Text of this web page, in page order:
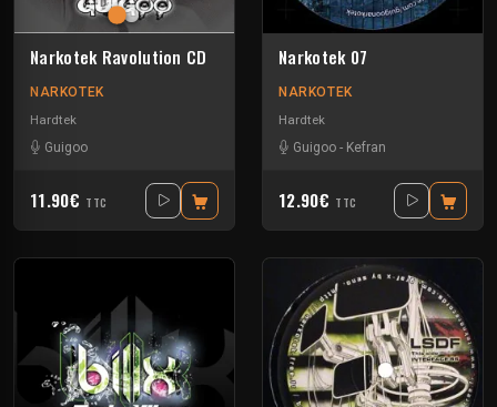
Narkotek Ravolution CD
NARKOTEK
Hardtek
Guigoo
11.90€ TTC
Narkotek 07
NARKOTEK
Hardtek
Guigoo - Kefran
12.90€ TTC